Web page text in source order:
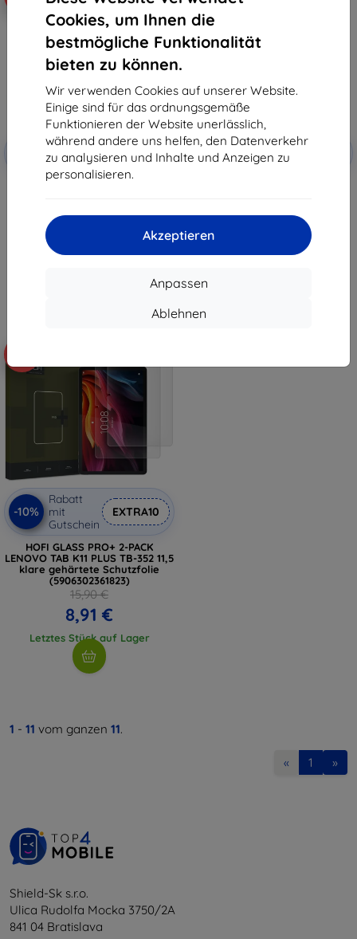
Cookies, um Ihnen die
bestmögliche Funktionalität
bieten zu können.
Wir verwenden Cookies auf unserer Website.
Einige sind für das ordnungsgemäße
Funktionieren der Website unerlässlich,
während andere uns helfen, den Datenverkehr
zu analysieren und Inhalte und Anzeigen zu
personalisieren.
Akzeptieren
Anpassen
Ablehnen
Rabatt
mit
Gutschein
EXTRA10 -10%
Rabatt
mit
Gutschein
-10%
Rabatt
mit
Gutschein
EXTRA10
HOFI GLASS PRO+ 2-PACK
LENOVO TAB K11 PLUS TB-352 11,5
klare gehärtete Schutzfolie
(5906302361823)
15,90 €
8,91 €
Letztes Stück auf Lager
1 - 11 vom ganzen 11.
« 1 »
Shield-Sk s.r.o.
Ulica Rudolfa Mocka 3750/2A
841 04 Bratislava